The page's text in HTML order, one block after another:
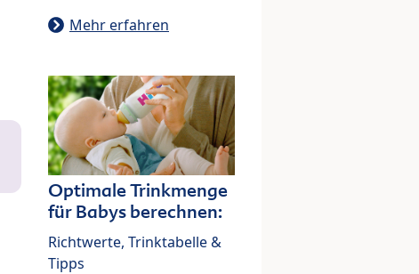
Mehr erfahren
Optimale Trinkmenge
für Babys berechnen:
Richtwerte, Trinktabelle &
Tipps